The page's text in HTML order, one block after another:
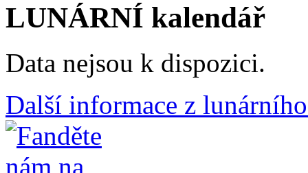
LUNÁRNÍ kalendář
Data nejsou k dispozici.
Další informace z